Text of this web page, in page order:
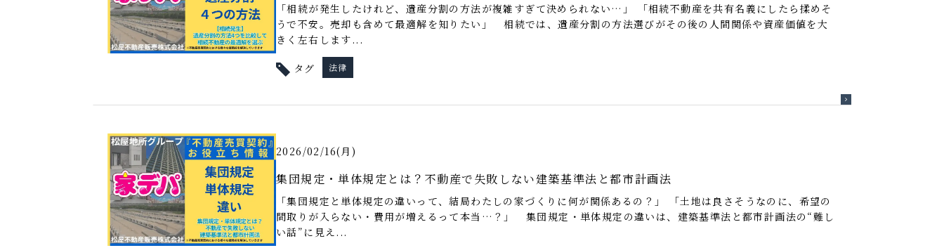
「相続が発生したけれど、遺産分割の方法が複雑すぎて決められない…」 「相続不動産を共有名義にしたら揉めそ
うで不安。売却も含めて最適解を知りたい」 相続では、遺産分割の方法選びがその後の人間関係や資産価値を大
きく左右します...
タグ 法律
2026/02/16(月)
集団規定・単体規定とは？不動産で失敗しない建築基準法と都市計画法
「集団規定と単体規定の違いって、結局わたしの家づくりに何が関係あるの？」 「土地は良さそうなのに、希望の
間取りが入らない・費用が増えるって本当…？」 集団規定・単体規定の違いは、建築基準法と都市計画法の“難し
い話”に見え...